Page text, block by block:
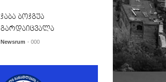
ჯაბა ბოჯგუა
გარდაიცვალა
Newsrum - 000